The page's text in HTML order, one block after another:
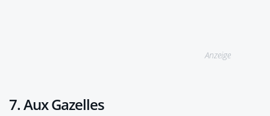
Anzeige
7. Aux Gazelles